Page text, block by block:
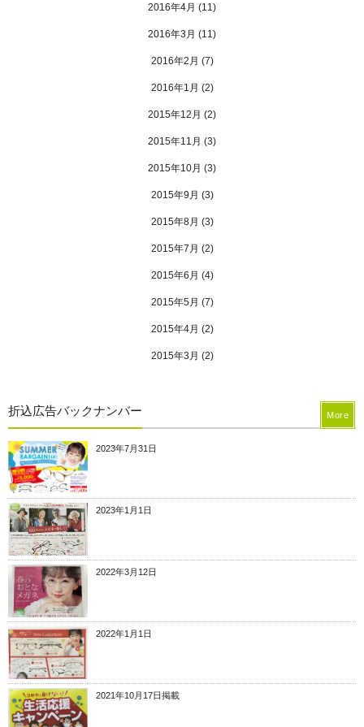
2016年4月 (11)
2016年3月 (11)
2016年2月 (7)
2016年1月 (2)
2015年12月 (2)
2015年11月 (3)
2015年10月 (3)
2015年9月 (3)
2015年8月 (3)
2015年7月 (2)
2015年6月 (4)
2015年5月 (7)
2015年4月 (2)
2015年3月 (2)
折込広告バックナンバー
2023年7月31日
2023年1月1日
2022年3月12日
2022年1月1日
2021年10月17日掲載
More